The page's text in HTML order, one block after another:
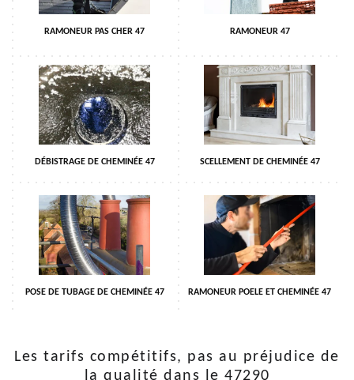
RAMONEUR PAS CHER 47 RAMONEUR 47
DÉBISTRAGE DE CHEMINÉE 47 SCELLEMENT DE CHEMINÉE 47
POSE DE TUBAGE DE CHEMINÉE 47 RAMONEUR POELE ET CHEMINÉE 47
Les tarifs compétitifs, pas au préjudice de
la qualité dans le 47290